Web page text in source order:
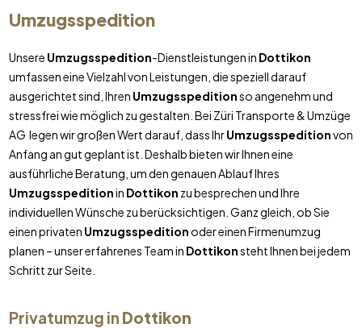
Umzugsspedition
Unsere Umzugsspedition-Dienstleistungen in Dottikon
umfassen eine Vielzahl von Leistungen, die speziell darauf
ausgerichtet sind, Ihren Umzugsspeditionso angenehm und
stressfrei wie möglich zu gestalten. Bei Züri Transporte & Umzüge
AG legen wir großen Wert darauf, dass IhrUmzugsspeditionvon
Anfang an gut geplant ist. Deshalb bieten wir Ihnen eine
ausführliche Beratung, um den genauen Ablauf Ihres
Umzugsspeditionin Dottikon zu besprechen und Ihre
individuellen Wünsche zu berücksichtigen. Ganz gleich, ob Sie
einen privaten Umzugsspeditionoder einen Firmenumzug
planen – unser erfahrenes Team in Dottikonsteht Ihnen bei jedem
Schritt zur Seite.
Privatumzug in Dottikon